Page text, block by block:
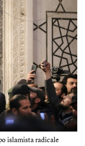
islamista radicale